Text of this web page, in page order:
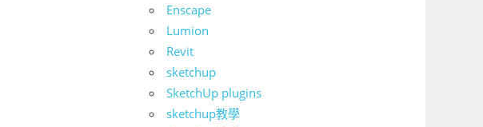
Enscape
Lumion
Revit
sketchup
SketchUp plugins
sketchup教學